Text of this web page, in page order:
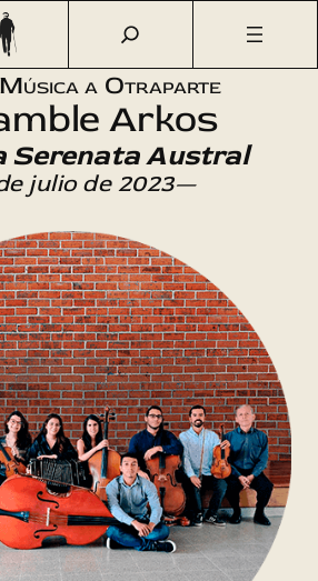
Agenda Cultural /Música
a Otraparte
Arkos
Serenata Austral
julio de 2023—